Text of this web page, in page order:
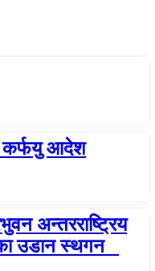
कर्फयु आदेश
अन्तरराष्ट्रिय
उडान स्थगन